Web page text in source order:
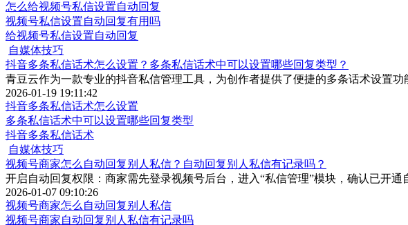
怎么给视频号私信设置自动回复
视频号私信设置自动回复有用吗
给视频号私信设置自动回复
自媒体技巧
抖音多条私信话术怎么设置？多条私信话术中可以设置哪些回复类型？
青豆云作为一款专业的抖音私信管理工具，为创作者提供了便捷的多条话术设置功
2026-01-19 19:11:42
抖音多条私信话术怎么设置
多条私信话术中可以设置哪些回复类型
抖音多条私信话术
自媒体技巧
视频号商家怎么自动回复别人私信？自动回复别人私信有记录吗？
开启自动回复权限：商家需先登录视频号后台，进入“私信管理”模块，确认已开
2026-01-07 09:10:26
视频号商家怎么自动回复别人私信
视频号商家自动回复别人私信有记录吗